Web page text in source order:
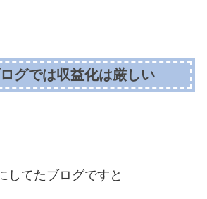
グでは収益化は厳しい
してたブログですと